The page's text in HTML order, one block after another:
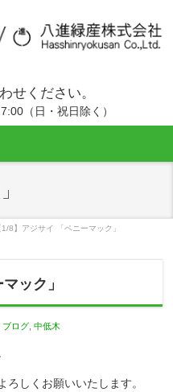
せください。
（日・祝日除く）
1/8】アジサイ 「ペニーマック」
ック」
ブログ ,中低木
しくお願いいたします。